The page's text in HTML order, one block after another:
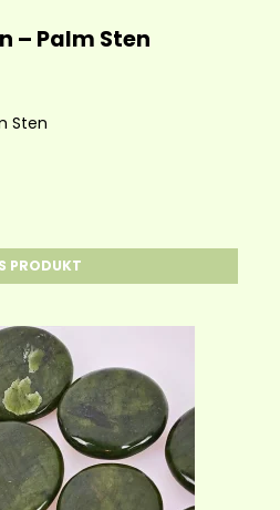
– Palm Sten
Sten
PRODUKT